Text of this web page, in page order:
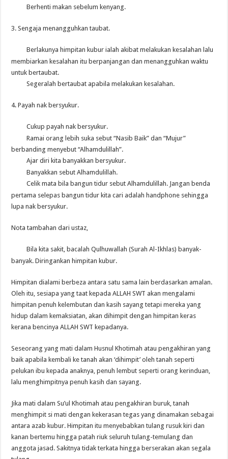
Berhenti makan sebelum kenyang.
3. Sengaja menangguhkan taubat.
Berlakunya himpitan kubur ialah akibat melakukan kesalahan lalu
membiarkan kesalahan itu berpanjangan dan menangguhkan waktu
untuk bertaubat.
Segeralah bertaubat apabila melakukan kesalahan.
4. Payah nak bersyukur.
Cukup payah nak bersyukur.
Ramai orang lebih suka sebut “Nasib Baik” dan “Mujur”
berbanding menyebut “Alhamdulillah”.
Ajar diri kita banyakkan bersyukur.
Banyakkan sebut Alhamdulillah.
Celik mata bila bangun tidur sebut Alhamdulillah. Jangan benda
pertama selepas bangun tidur kita cari adalah handphone sehingga
lupa nak bersyukur.
Nota tambahan dari ustaz,
Bila kita sakit, bacalah Qulhuwallah (Surah Al-Ikhlas) banyak-
banyak. Diringankan himpitan kubur.
Himpitan dialami berbeza antara satu sama lain berdasarkan amalan.
Oleh itu, sesiapa yang taat kepada ALLAH SWT akan mengalami
himpitan penuh kelembutan dan kasih sayang tetapi mereka yang
hidup dalam kemaksiatan, akan dihimpit dengan himpitan keras
kerana bencinya ALLAH SWT kepadanya.
Seseorang yang mati dalam Husnul Khotimah atau pengakhiran yang
baik apabila kembali ke tanah akan ‘dihimpit’ oleh tanah seperti
pelukan ibu kepada anaknya, penuh lembut seperti orang kerinduan,
lalu menghimpitnya penuh kasih dan sayang.
Jika mati dalam Su’ul Khotimah atau pengakhiran buruk, tanah
menghimpit si mati dengan kekerasan tegas yang dinamakan sebagai
antara azab kubur. Himpitan itu menyebabkan tulang rusuk kiri dan
kanan bertemu hingga patah riuk seluruh tulang-temulang dan
anggota jasad. Sakitnya tidak terkata hingga berserakan akan segala